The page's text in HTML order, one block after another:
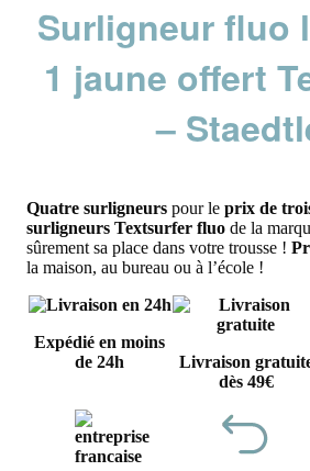
Surligneur fluo
1 jaune offert
–
Quatre surligneurs pour le prix de
surligneurs Textsurfer fluo de la
sûrement sa place dans votre trousse !
la maison, au bureau ou à l’école !
Expédié en moins
de 24h
Livraison
dès 49€